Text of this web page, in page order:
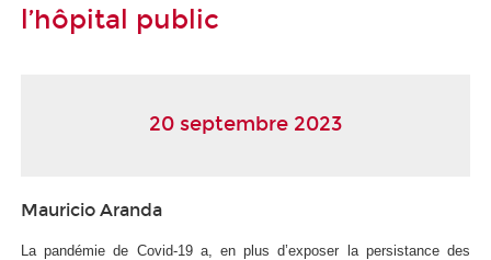
l’hôpital public
20 septembre 2023
Mauricio Aranda
La pandémie de Covid-19 a, en plus d’exposer la persistance des